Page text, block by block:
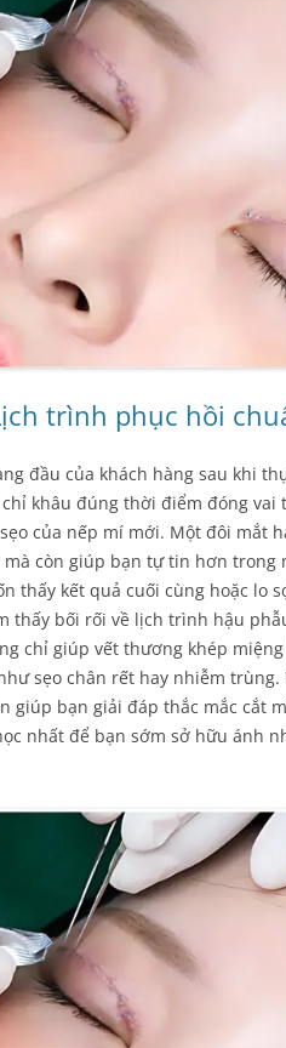
trình phục hồi
đầu của khách hàng sau khi
khâu đúng thời điểm đóng vai
của nếp mí mới. Một đôi mắt
còn giúp bạn tự tin hơn trong
thấy kết quả cuối cùng hoặc lo
thấy bối rối về lịch trình hậu
chỉ giúp vết thương khép
sẹo chân rết hay nhiễm trùng.
giúp bạn giải đáp thắc mắc cắt
nhất để bạn sớm sở hữu ánh